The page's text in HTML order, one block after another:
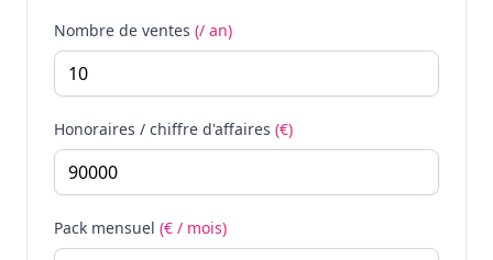
Nombre de ventes (/ an)
Honoraires / chiffre d'affaires (€)
Pack mensuel (€ / mois)